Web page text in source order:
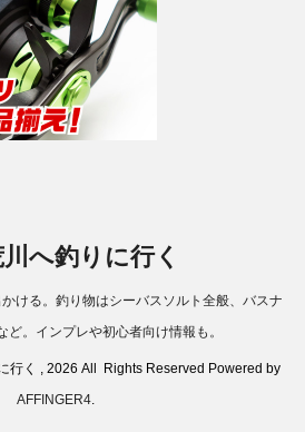
へ釣りに行く
ける。釣り物はシーバスソルト全般、バスナ
ど。インプレや初心者向け情報も。
行く , 2026 All Rights Reserved Powered by
AFFINGER4.